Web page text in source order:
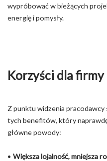
wypróbować w bieżących
energię i pomysły.
Korzyści dla firmy
Z punktu widzenia
tych benefitów, który
główne powody:
• Większa lojalność, mniejsza